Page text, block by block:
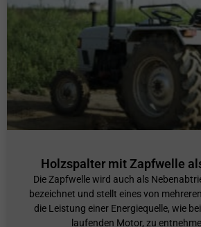
Holzspalter mit Zapfwelle
Die Zapfwelle wird auch als
bezeichnet und stellt eines von
die Leistung einer Energiequelle, wie
laufenden Motor, zu